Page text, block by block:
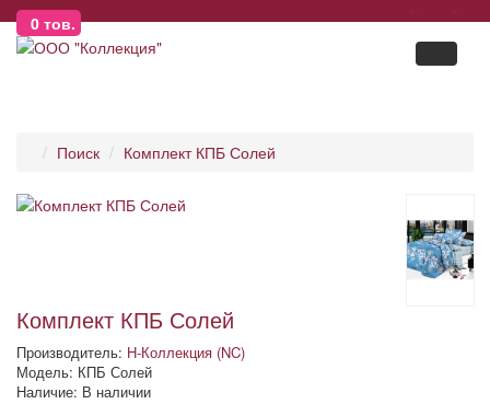
0 тов.
Поиск Комплект КПБ Солей
Комплект КПБ Солей
Производитель: Н-Коллекция (NC)
Модель: КПБ Солей
Наличие: В наличии